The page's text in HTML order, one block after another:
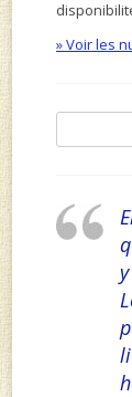
» Voir les